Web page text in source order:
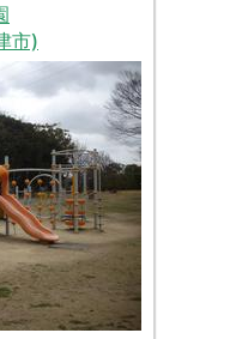
市)